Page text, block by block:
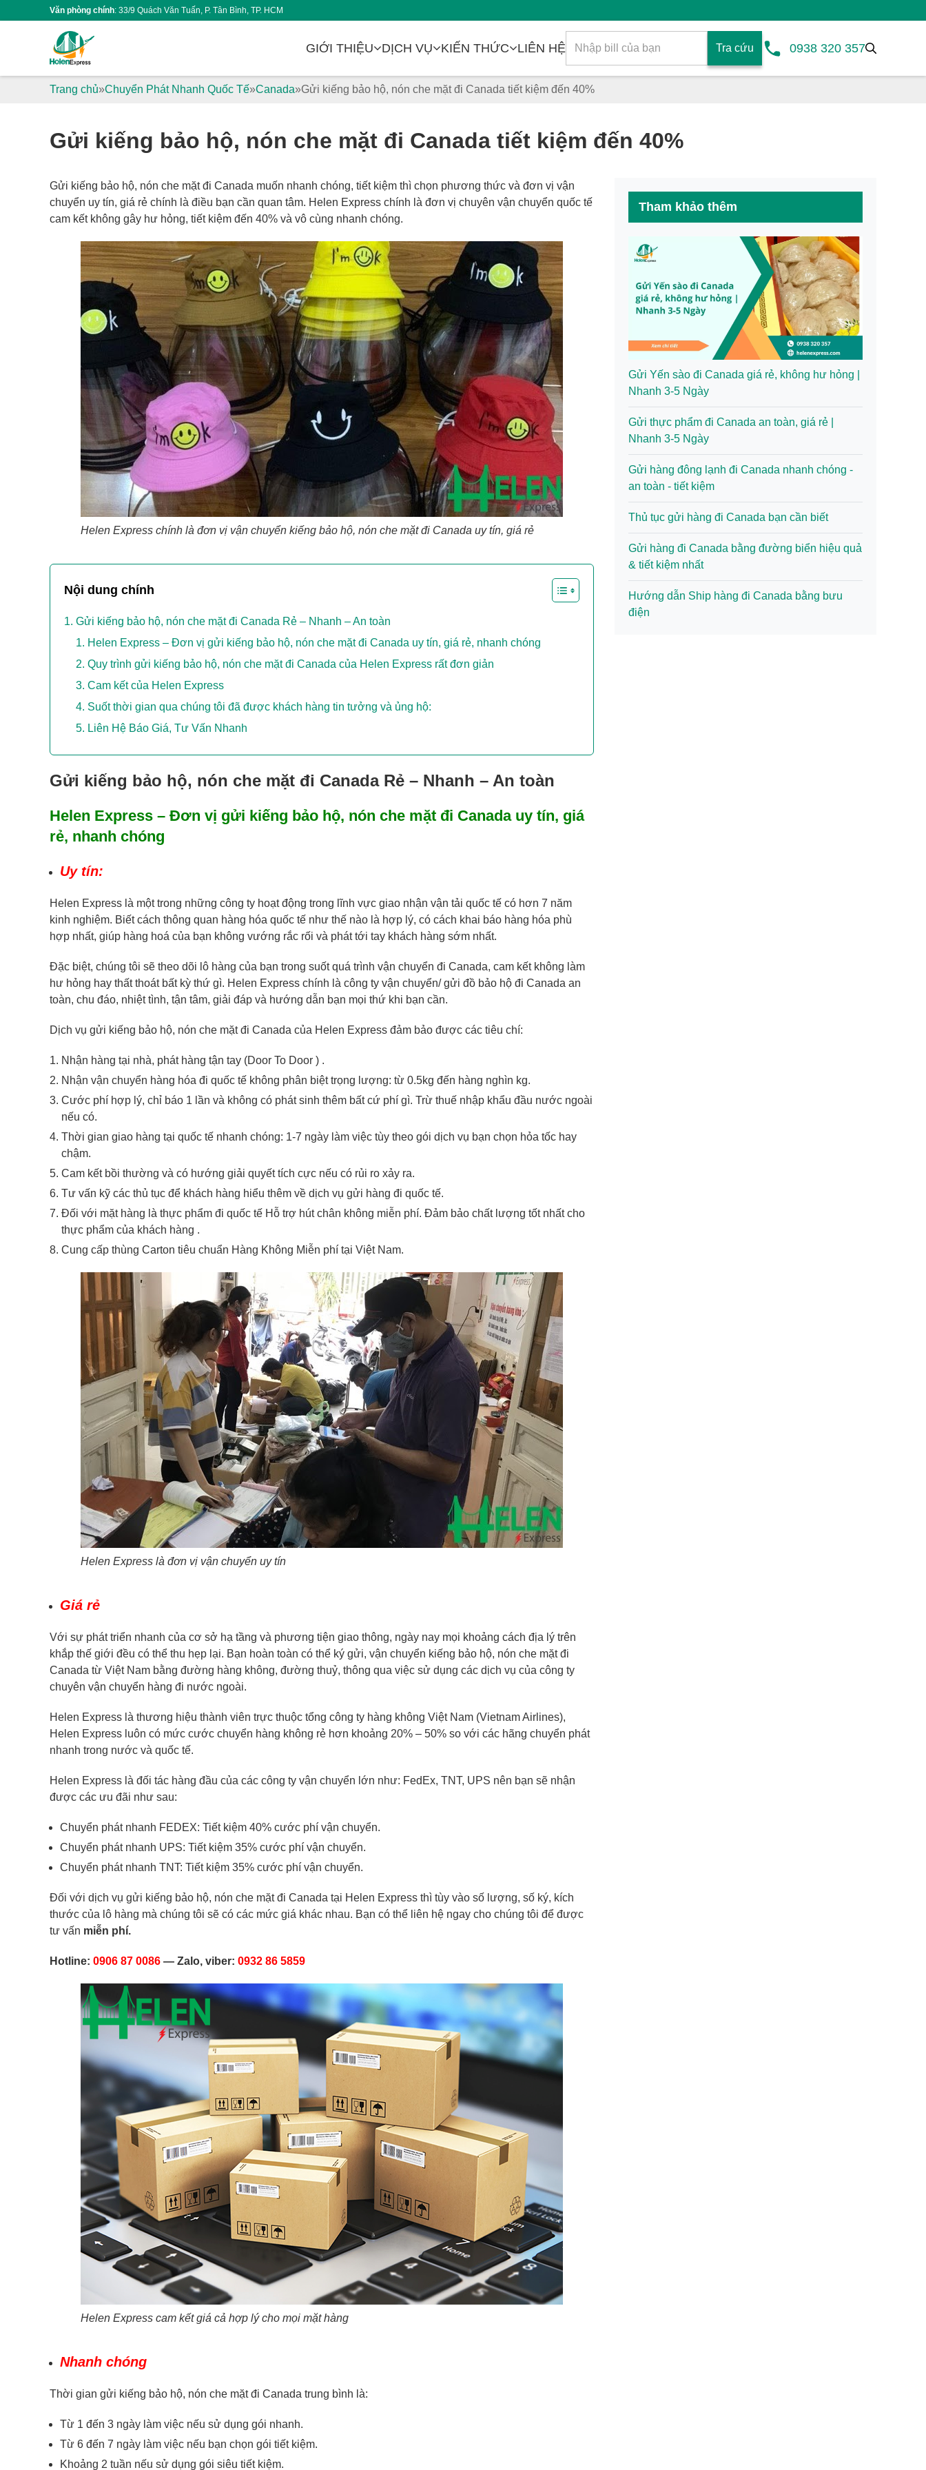
Văn phòng chính: 33/9 Quách Văn Tuấn, P. Tân Bình, TP. HCM
GIỚI THIỆU DỊCH VỤ KIẾN THỨC LIÊN HỆ Tra cứu 0938 320 357
Trang chủ Chuyển Phát Nhanh Quốc Tế Canada Gửi kiếng bảo hộ, nón che mặt đi Canada tiết kiệm đến 40%
Gửi kiếng bảo hộ, nón che mặt đi Canada tiết kiệm đến 40%
Gửi kiếng bảo hộ, nón che mặt đi Canada muốn nhanh chóng, tiết kiệm thì chọn phương thức và đơn vị vận
chuyển uy tín, giá rẻ chính là điều bạn cần quan tâm. Helen Express chính là đơn vị chuyên vận chuyển quốc tế
cam kết không gây hư hỏng, tiết kiệm đến 40% và vô cùng nhanh chóng.
Helen Express chính là đơn vị vận chuyển kiếng bảo hộ, nón che mặt đi Canada uy tín, giá rẻ
Nội dung chính
Gửi kiếng bảo hộ, nón che mặt đi Canada Rẻ – Nhanh – An toàn
Helen Express – Đơn vị gửi kiếng bảo hộ, nón che mặt đi Canada uy tín, giá rẻ, nhanh chóng
Quy trình gửi kiếng bảo hộ, nón che mặt đi Canada của Helen Express rất đơn giản
Cam kết của Helen Express
Suốt thời gian qua chúng tôi đã được khách hàng tin tưởng và ủng hộ:
Liên Hệ Báo Giá, Tư Vấn Nhanh
Gửi kiếng bảo hộ, nón che mặt đi Canada Rẻ – Nhanh – An toàn
Helen Express – Đơn vị gửi kiếng bảo hộ, nón che mặt đi Canada uy tín, giá
rẻ, nhanh chóng
Uy tín:
Helen Express là một trong những công ty hoạt động trong lĩnh vực giao nhận vận tải quốc tế có hơn 7 năm
kinh nghiệm. Biết cách thông quan hàng hóa quốc tế như thế nào là hợp lý, có cách khai báo hàng hóa phù
hợp nhất, giúp hàng hoá của bạn không vướng rắc rối và phát tới tay khách hàng sớm nhất.
Đặc biệt, chúng tôi sẽ theo dõi lô hàng của bạn trong suốt quá trình vận chuyển đi Canada, cam kết không làm
hư hỏng hay thất thoát bất kỳ thứ gì. Helen Express chính là công ty vận chuyển/ gửi đồ bảo hộ đi Canada an
toàn, chu đáo, nhiệt tình, tận tâm, giải đáp và hướng dẫn bạn mọi thứ khi bạn cần.
Dịch vụ gửi kiếng bảo hộ, nón che mặt đi Canada của Helen Express đảm bảo được các tiêu chí:
Nhận hàng tại nhà, phát hàng tận tay (Door To Door ) .
Nhận vận chuyển hàng hóa đi quốc tế không phân biệt trọng lượng: từ 0.5kg đến hàng nghìn kg.
Cước phí hợp lý, chỉ báo 1 lần và không có phát sinh thêm bất cứ phí gì. Trừ thuế nhập khẩu đầu nước ngoài
nếu có.
Thời gian giao hàng tại quốc tế nhanh chóng: 1-7 ngày làm việc tùy theo gói dịch vụ bạn chọn hỏa tốc hay
chậm.
Cam kết bồi thường và có hướng giải quyết tích cực nếu có rủi ro xảy ra.
Tư vấn kỹ các thủ tục để khách hàng hiểu thêm về dịch vụ gửi hàng đi quốc tế.
Đối với mặt hàng là thực phẩm đi quốc tế Hỗ trợ hút chân không miễn phí. Đảm bảo chất lượng tốt nhất cho
thực phẩm của khách hàng .
Cung cấp thùng Carton tiêu chuẩn Hàng Không Miễn phí tại Việt Nam.
Helen Express là đơn vị vận chuyển uy tín
Giá rẻ
Với sự phát triển nhanh của cơ sở hạ tầng và phương tiện giao thông, ngày nay mọi khoảng cách địa lý trên
khắp thế giới đều có thể thu hẹp lại. Bạn hoàn toàn có thể ký gửi, vận chuyển kiếng bảo hộ, nón che mặt đi
Canada từ Việt Nam bằng đường hàng không, đường thuỷ, thông qua việc sử dụng các dịch vụ của công ty
chuyên vận chuyển hàng đi nước ngoài.
Helen Express là thương hiệu thành viên trực thuộc tổng công ty hàng không Việt Nam (Vietnam Airlines),
Helen Express luôn có mức cước chuyển hàng không rẻ hơn khoảng 20% – 50% so với các hãng chuyển phát
nhanh trong nước và quốc tế.
Helen Express là đối tác hàng đầu của các công ty vận chuyển lớn như: FedEx, TNT, UPS nên bạn sẽ nhận
được các ưu đãi như sau:
Chuyển phát nhanh FEDEX: Tiết kiệm 40% cước phí vận chuyển.
Chuyển phát nhanh UPS: Tiết kiệm 35% cước phí vận chuyển.
Chuyển phát nhanh TNT: Tiết kiệm 35% cước phí vận chuyển.
Đối với dịch vụ gửi kiếng bảo hộ, nón che mặt đi Canada tại Helen Express thì tùy vào số lượng, số ký, kích
thước của lô hàng mà chúng tôi sẽ có các mức giá khác nhau. Bạn có thể liên hệ ngay cho chúng tôi để được
tư vấn miễn phí.
Hotline: 0906 87 0086 — Zalo, viber: 0932 86 5859
Helen Express cam kết giá cả hợp lý cho mọi mặt hàng
Nhanh chóng
Thời gian gửi kiếng bảo hộ, nón che mặt đi Canada trung bình là:
Từ 1 đến 3 ngày làm việc nếu sử dụng gói nhanh.
Từ 6 đến 7 ngày làm việc nếu bạn chọn gói tiết kiệm.
Khoảng 2 tuần nếu sử dụng gói siêu tiết kiệm.
Tham khảo thêm
Gửi Yến sào đi Canada giá rẻ, không hư hỏng |
Nhanh 3-5 Ngày
Gửi thực phẩm đi Canada an toàn, giá rẻ |
Nhanh 3-5 Ngày
Gửi hàng đông lạnh đi Canada nhanh chóng -
an toàn - tiết kiệm
Thủ tục gửi hàng đi Canada bạn cần biết
Gửi hàng đi Canada bằng đường biển hiệu quả
& tiết kiệm nhất
Hướng dẫn Ship hàng đi Canada bằng bưu
điện